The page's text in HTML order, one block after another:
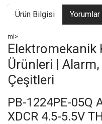
Ürün Bilgisi Yorumlar
ml>
Elektromekanik
Ürünleri |
Çeşitleri
PB-1224PE-05Q
XDCR 4.5-5.5V TH